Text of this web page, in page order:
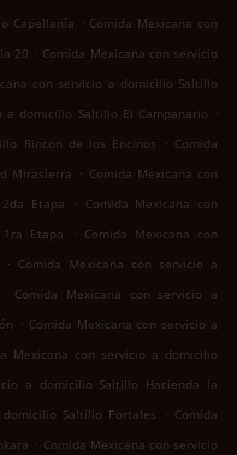
Capellanía . Comida Mexicana con
20 . Comida Mexicana con servicio
con servicio a domicilio Saltillo
a domicilio Saltillo El Campanario .
Rincon de los Encinos
. Comida
Mirasierra . Comida Mexicana con
Etapa
. Comida Mexicana con
Etapa
. Comida Mexicana con
. Comida Mexicana con servicio a
. Comida Mexicana con servicio a
. Comida Mexicana con servicio a
Mexicana con servicio a domicilio
a domicilio Saltillo Hacienda la
Saltillo Portales . Comida
. Comida Mexicana con servicio